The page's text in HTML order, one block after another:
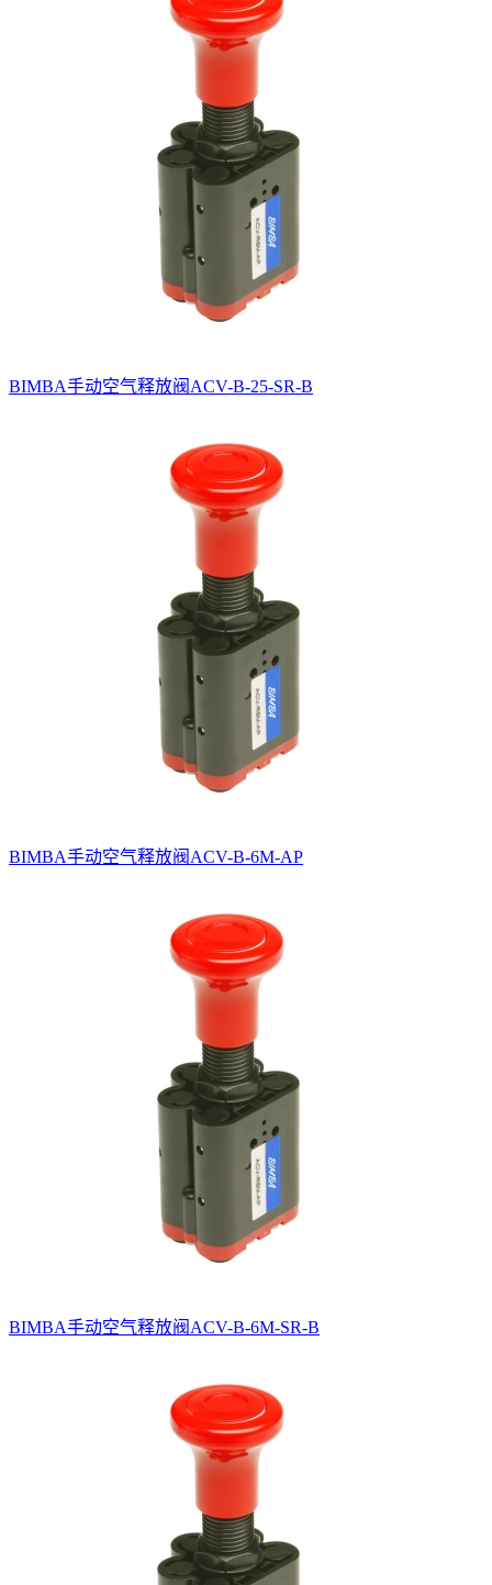
BIMBA手动空气释放阀ACV-B-25-SR-B
BIMBA手动空气释放阀ACV-B-6M-AP
BIMBA手动空气释放阀ACV-B-6M-SR-B